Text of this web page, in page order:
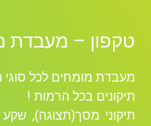
מעבדת מומחים
לכל סוגי הסלולאר
הרמות !
שקע טעינה, תיקון